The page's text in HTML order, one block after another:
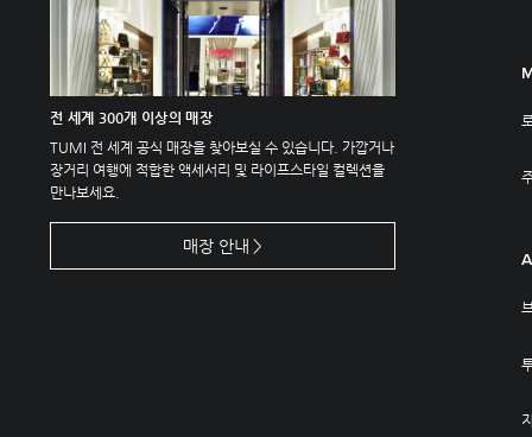
전 세계 300개 이상의 매장
TUMI 전 세계 공식 매장을 찾아보실 수 있습니다. 가깝거나
장거리 여행에 적합한 액세서리 및 라이프스타일 컬렉션을
만나보세요.
매장 안내